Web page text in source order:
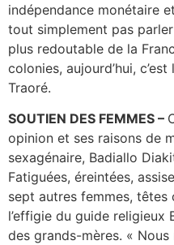
indépendance monétaire
tout simplement pas parler
plus redoutable de la
colonies, aujourd’hui,
Traoré.
SOUTIEN DES FEMMES –
opinion et ses raisons de
sexagénaire, Badiallo
Fatiguées, éreintées,
sept autres femmes,
l’effigie du guide religieux
des grands-mères. «